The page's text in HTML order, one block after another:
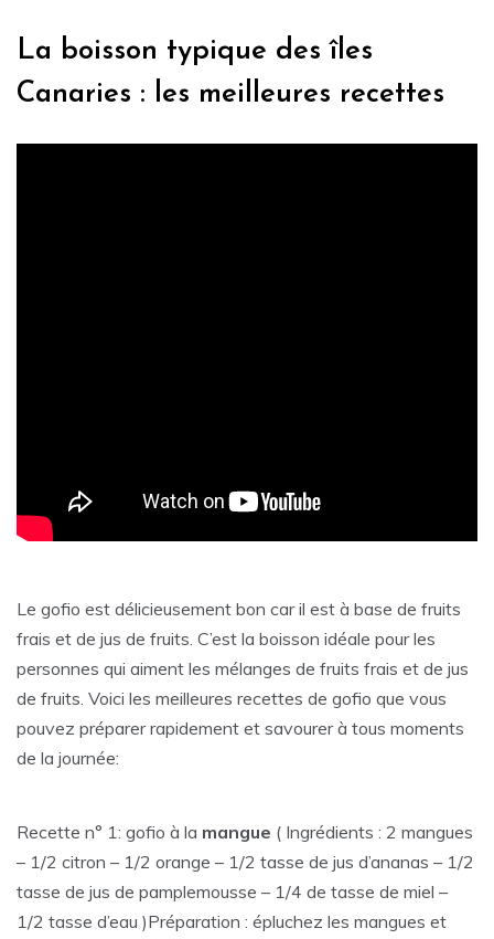
La boisson typique des îles
Canaries : les meilleures recettes
Le gofio est délicieusement bon car il est à base de fruits
frais et de jus de fruits. C’est la boisson idéale pour les
personnes qui aiment les mélanges de fruits frais et de jus
de fruits. Voici les meilleures recettes de gofio que vous
pouvez préparer rapidement et savourer à tous moments
de la journée:
Recette n° 1: gofio à la mangue ( Ingrédients : 2 mangues
– 1/2 citron – 1/2 orange – 1/2 tasse de jus d’ananas – 1/2
tasse de jus de pamplemousse – 1/4 de tasse de miel –
1/2 tasse d’eau )Préparation : épluchez les mangues et